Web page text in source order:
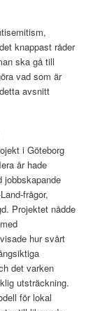
knappast råder
ska gå till
vad som är
avsnitt
i Göteborg
år hade
jobbskapande
frågor,
Projektet nådde
hur svårt
det varken
utsträckning.
för lokal